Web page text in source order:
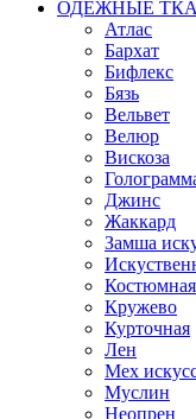
ОДЕЖНЫЕ
Атлас
Бархат
Бифлекс
Бязь
Вельвет
Велюр
Вискоза
Джинс
Жаккард
Замша
Костюмная
Кружево
Курточная
Лен
Мех
Муслин
Неопрен